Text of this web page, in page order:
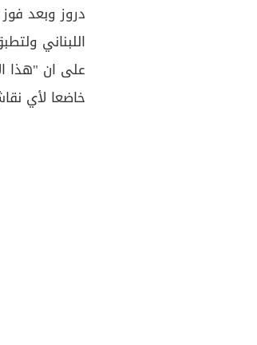
دروز وبعد
اللبناني
على ان "هذا
خاضعا لأي